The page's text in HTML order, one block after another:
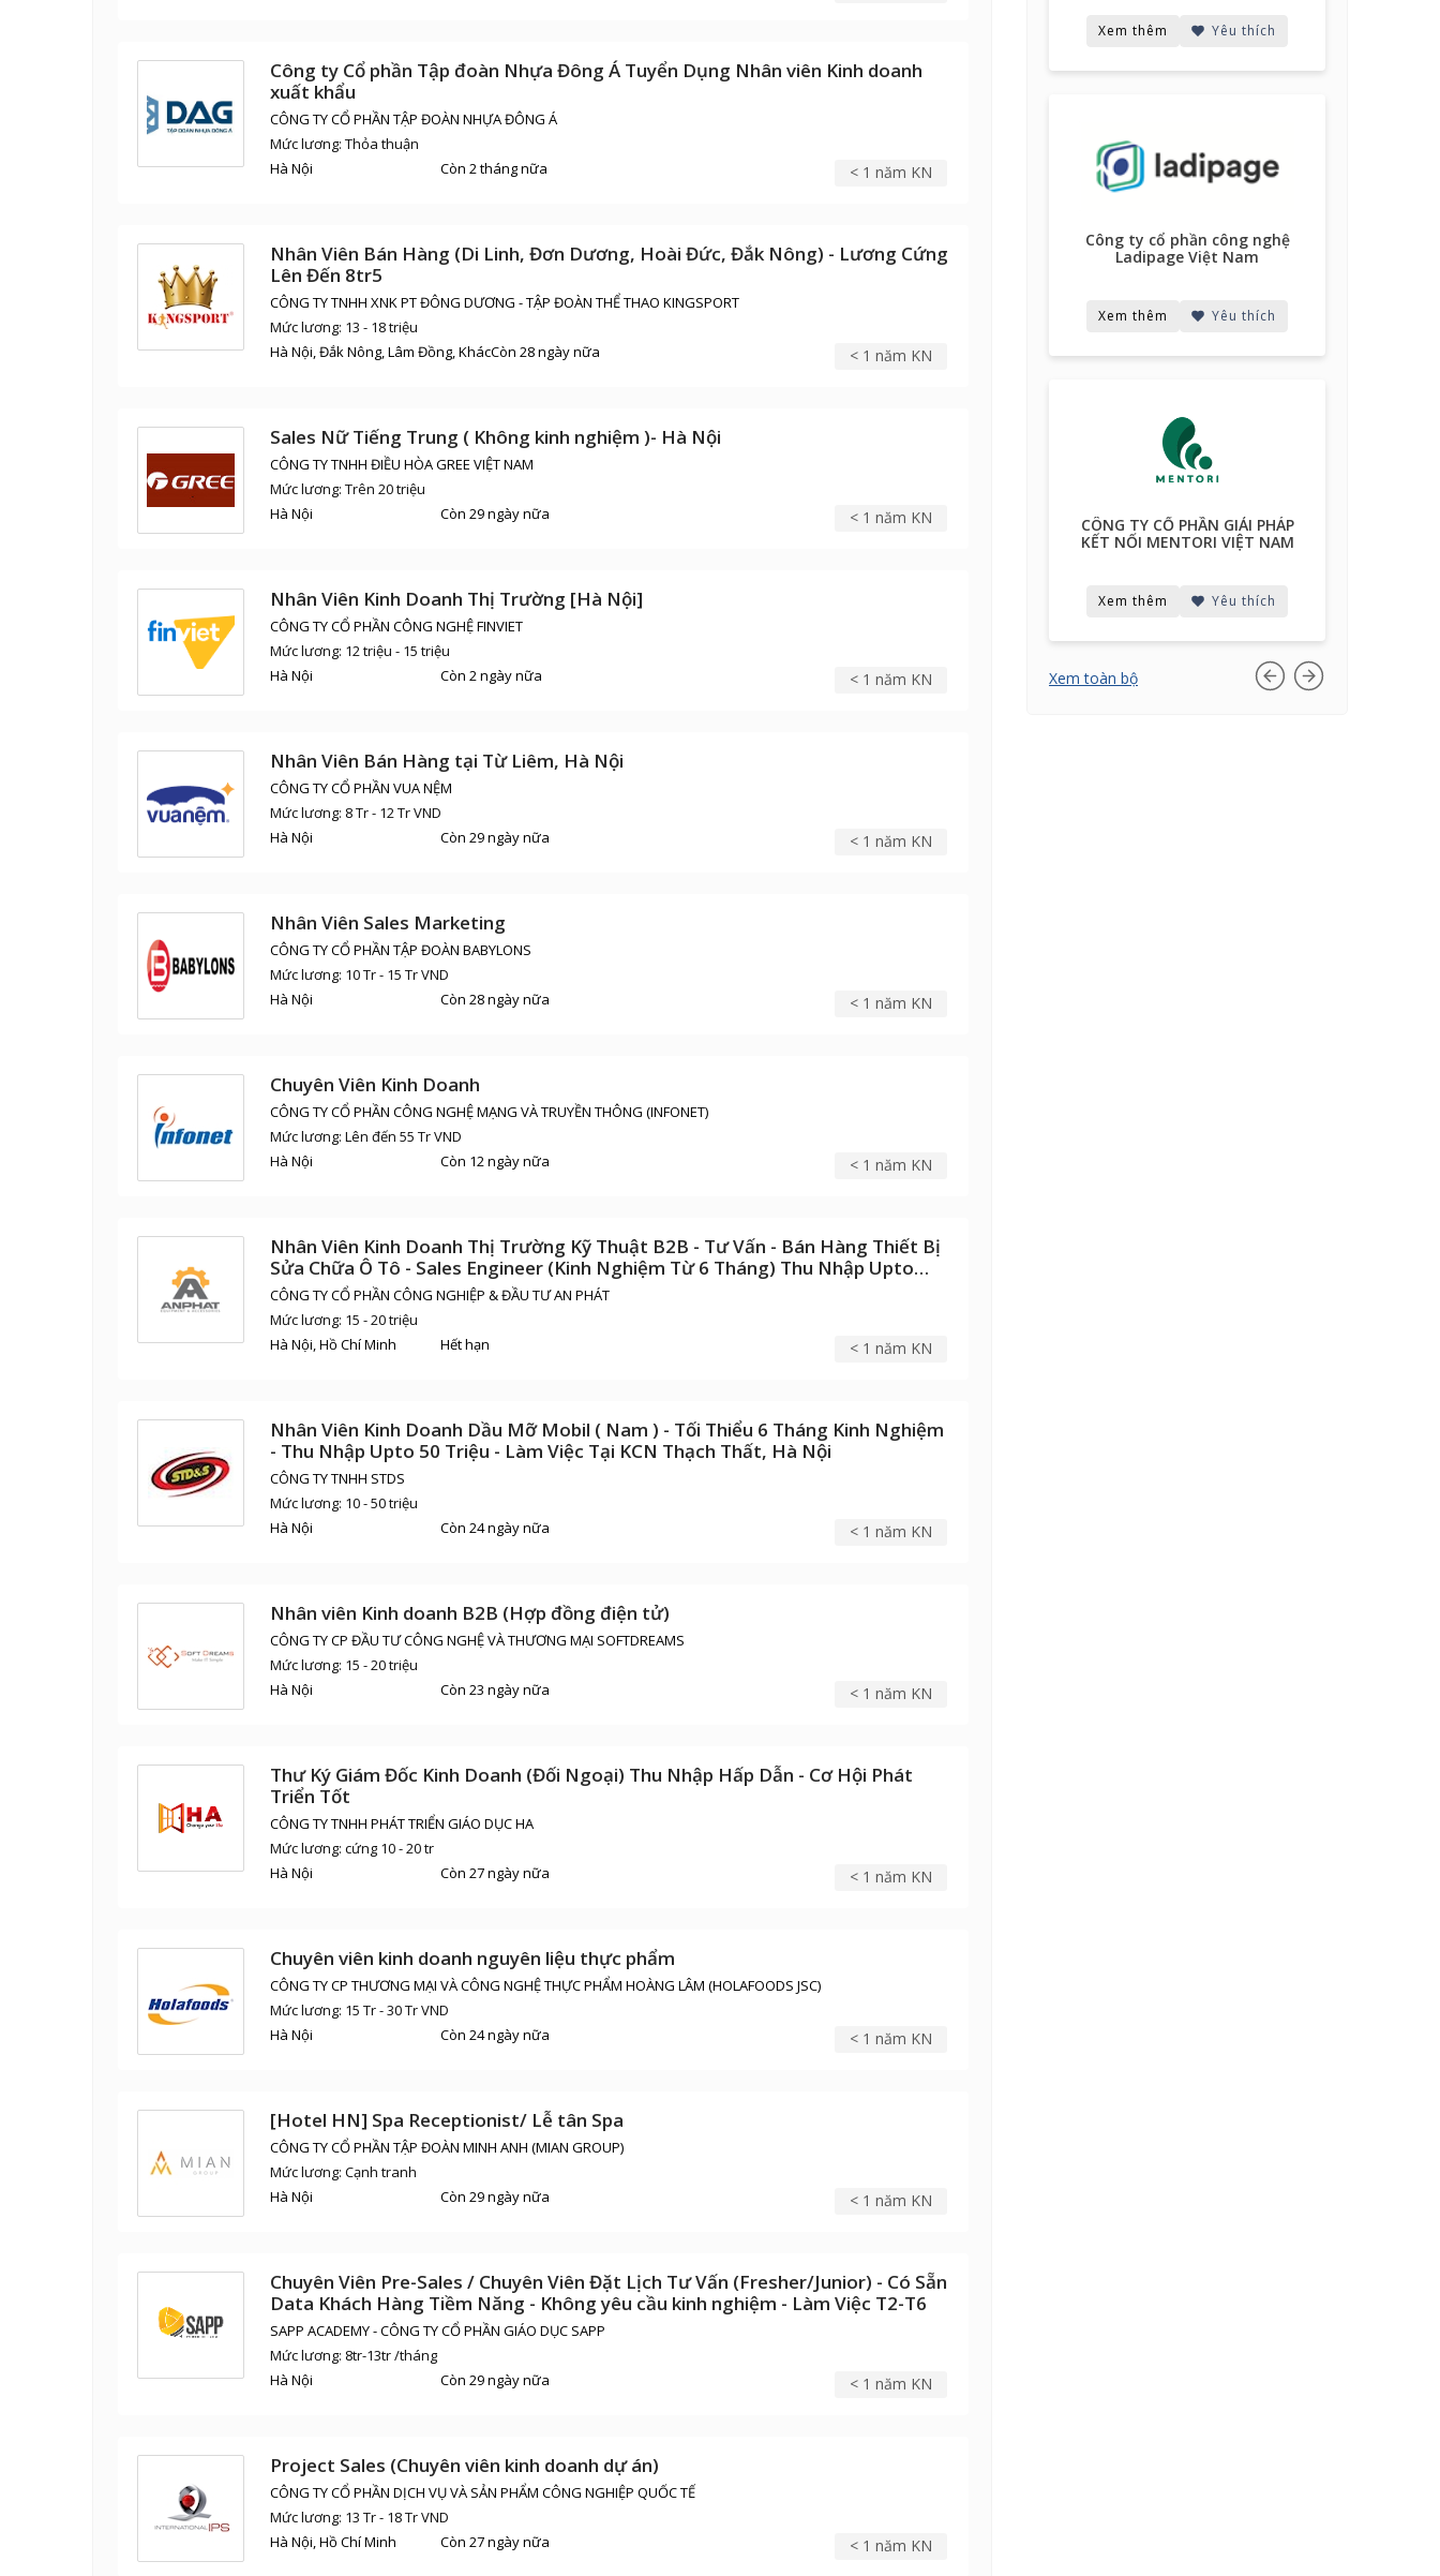
Công ty Cổ phần Tập đoàn Nhựa Đông Á Tuyển Dụng Nhân viên Kinh doanh
xuất khẩu
CÔNG TY CỔ PHẦN TẬP ĐOÀN NHỰA ĐÔNG Á
Mức lương: Thỏa thuận
Hà Nội
Còn 2 tháng nữa < 1 năm KN
Nhân Viên Bán Hàng (Di Linh, Đơn Dương, Hoài Đức, Đắk Nông) - Lương Cứng
Lên Đến 8tr5
CÔNG TY TNHH XNK PT ĐÔNG DƯƠNG - TẬP ĐOÀN THỂ THAO KINGSPORT
Mức lương: 13 - 18 triệu
Hà Nội, Đắk Nông, Lâm Đồng, KhácCòn 28 ngày nữa < 1 năm KN
Sales Nữ Tiếng Trung ( Không kinh nghiệm )- Hà Nội
CÔNG TY TNHH ĐIỀU HÒA GREE VIỆT NAM
Mức lương: Trên 20 triệu
Hà Nội
Còn 29 ngày nữa < 1 năm KN
Nhân Viên Kinh Doanh Thị Trường [Hà Nội]
CÔNG TY CỔ PHẦN CÔNG NGHỆ FINVIET
Mức lương: 12 triệu - 15 triệu
Hà Nội
Còn 2 ngày nữa < 1 năm KN
Nhân Viên Bán Hàng tại Từ Liêm, Hà Nội
CÔNG TY CỔ PHẦN VUA NỆM
Mức lương: 8 Tr - 12 Tr VND
Hà Nội
Còn 29 ngày nữa < 1 năm KN
Nhân Viên Sales Marketing
CÔNG TY CỔ PHẦN TẬP ĐOÀN BABYLONS
Mức lương: 10 Tr - 15 Tr VND
Hà Nội
Còn 28 ngày nữa < 1 năm KN
Chuyên Viên Kinh Doanh
CÔNG TY CỔ PHẦN CÔNG NGHỆ MẠNG VÀ TRUYỀN THÔNG (INFONET)
Mức lương: Lên đến 55 Tr VND
Hà Nội
Còn 12 ngày nữa < 1 năm KN
Nhân Viên Kinh Doanh Thị Trường Kỹ Thuật B2B - Tư Vấn - Bán Hàng Thiết Bị
Sửa Chữa Ô Tô - Sales Engineer (Kinh Nghiệm Từ 6 Tháng) Thu Nhập Upto
20M
CÔNG TY CỔ PHẦN CÔNG NGHIỆP & ĐẦU TƯ AN PHÁT
Mức lương: 15 - 20 triệu
Hà Nội, Hồ Chí Minh
Hết hạn < 1 năm KN
Nhân Viên Kinh Doanh Dầu Mỡ Mobil ( Nam ) - Tối Thiểu 6 Tháng Kinh Nghiệm
- Thu Nhập Upto 50 Triệu - Làm Việc Tại KCN Thạch Thất, Hà Nội
CÔNG TY TNHH STDS
Mức lương: 10 - 50 triệu
Hà Nội
Còn 24 ngày nữa < 1 năm KN
Nhân viên Kinh doanh B2B (Hợp đồng điện tử)
CÔNG TY CP ĐẦU TƯ CÔNG NGHỆ VÀ THƯƠNG MẠI SOFTDREAMS
Mức lương: 15 - 20 triệu
Hà Nội
Còn 23 ngày nữa < 1 năm KN
Thư Ký Giám Đốc Kinh Doanh (Đối Ngoại) Thu Nhập Hấp Dẫn - Cơ Hội Phát
Triển Tốt
CÔNG TY TNHH PHÁT TRIỂN GIÁO DỤC HA
Mức lương: cứng 10 - 20 tr
Hà Nội
Còn 27 ngày nữa < 1 năm KN
Chuyên viên kinh doanh nguyên liệu thực phẩm
CÔNG TY CP THƯƠNG MẠI VÀ CÔNG NGHỆ THỰC PHẨM HOÀNG LÂM (HOLAFOODS JSC)
Mức lương: 15 Tr - 30 Tr VND
Hà Nội
Còn 24 ngày nữa < 1 năm KN
[Hotel HN] Spa Receptionist/ Lễ tân Spa
CÔNG TY CỔ PHẦN TẬP ĐOÀN MINH ANH (MIAN GROUP)
Mức lương: Cạnh tranh
Hà Nội
Còn 29 ngày nữa < 1 năm KN
Chuyên Viên Pre-Sales / Chuyên Viên Đặt Lịch Tư Vấn (Fresher/Junior) - Có Sẵn
Data Khách Hàng Tiềm Năng - Không yêu cầu kinh nghiệm - Làm Việc T2-T6
SAPP ACADEMY - CÔNG TY CỔ PHẦN GIÁO DỤC SAPP
Mức lương: 8tr-13tr /tháng
Hà Nội
Còn 29 ngày nữa < 1 năm KN
Project Sales (Chuyên viên kinh doanh dự án)
CÔNG TY CỔ PHẦN DỊCH VỤ VÀ SẢN PHẨM CÔNG NGHIỆP QUỐC TẾ
Mức lương: 13 Tr - 18 Tr VND
Hà Nội, Hồ Chí Minh
Còn 27 ngày nữa < 1 năm KN
Xem thêm Yêu thích
Công ty cổ phần công nghệ
Ladipage Việt Nam
Xem thêm Yêu thích
CÔNG TY CỔ PHẦN GIẢI PHÁP
KẾT NỐI MENTORI VIỆT NAM
Xem thêm Yêu thích
Xem toàn bộ